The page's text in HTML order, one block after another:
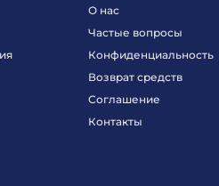
О нас
Частые вопросы
Конфиденциальность
Возврат средств
Соглашение
Контакты